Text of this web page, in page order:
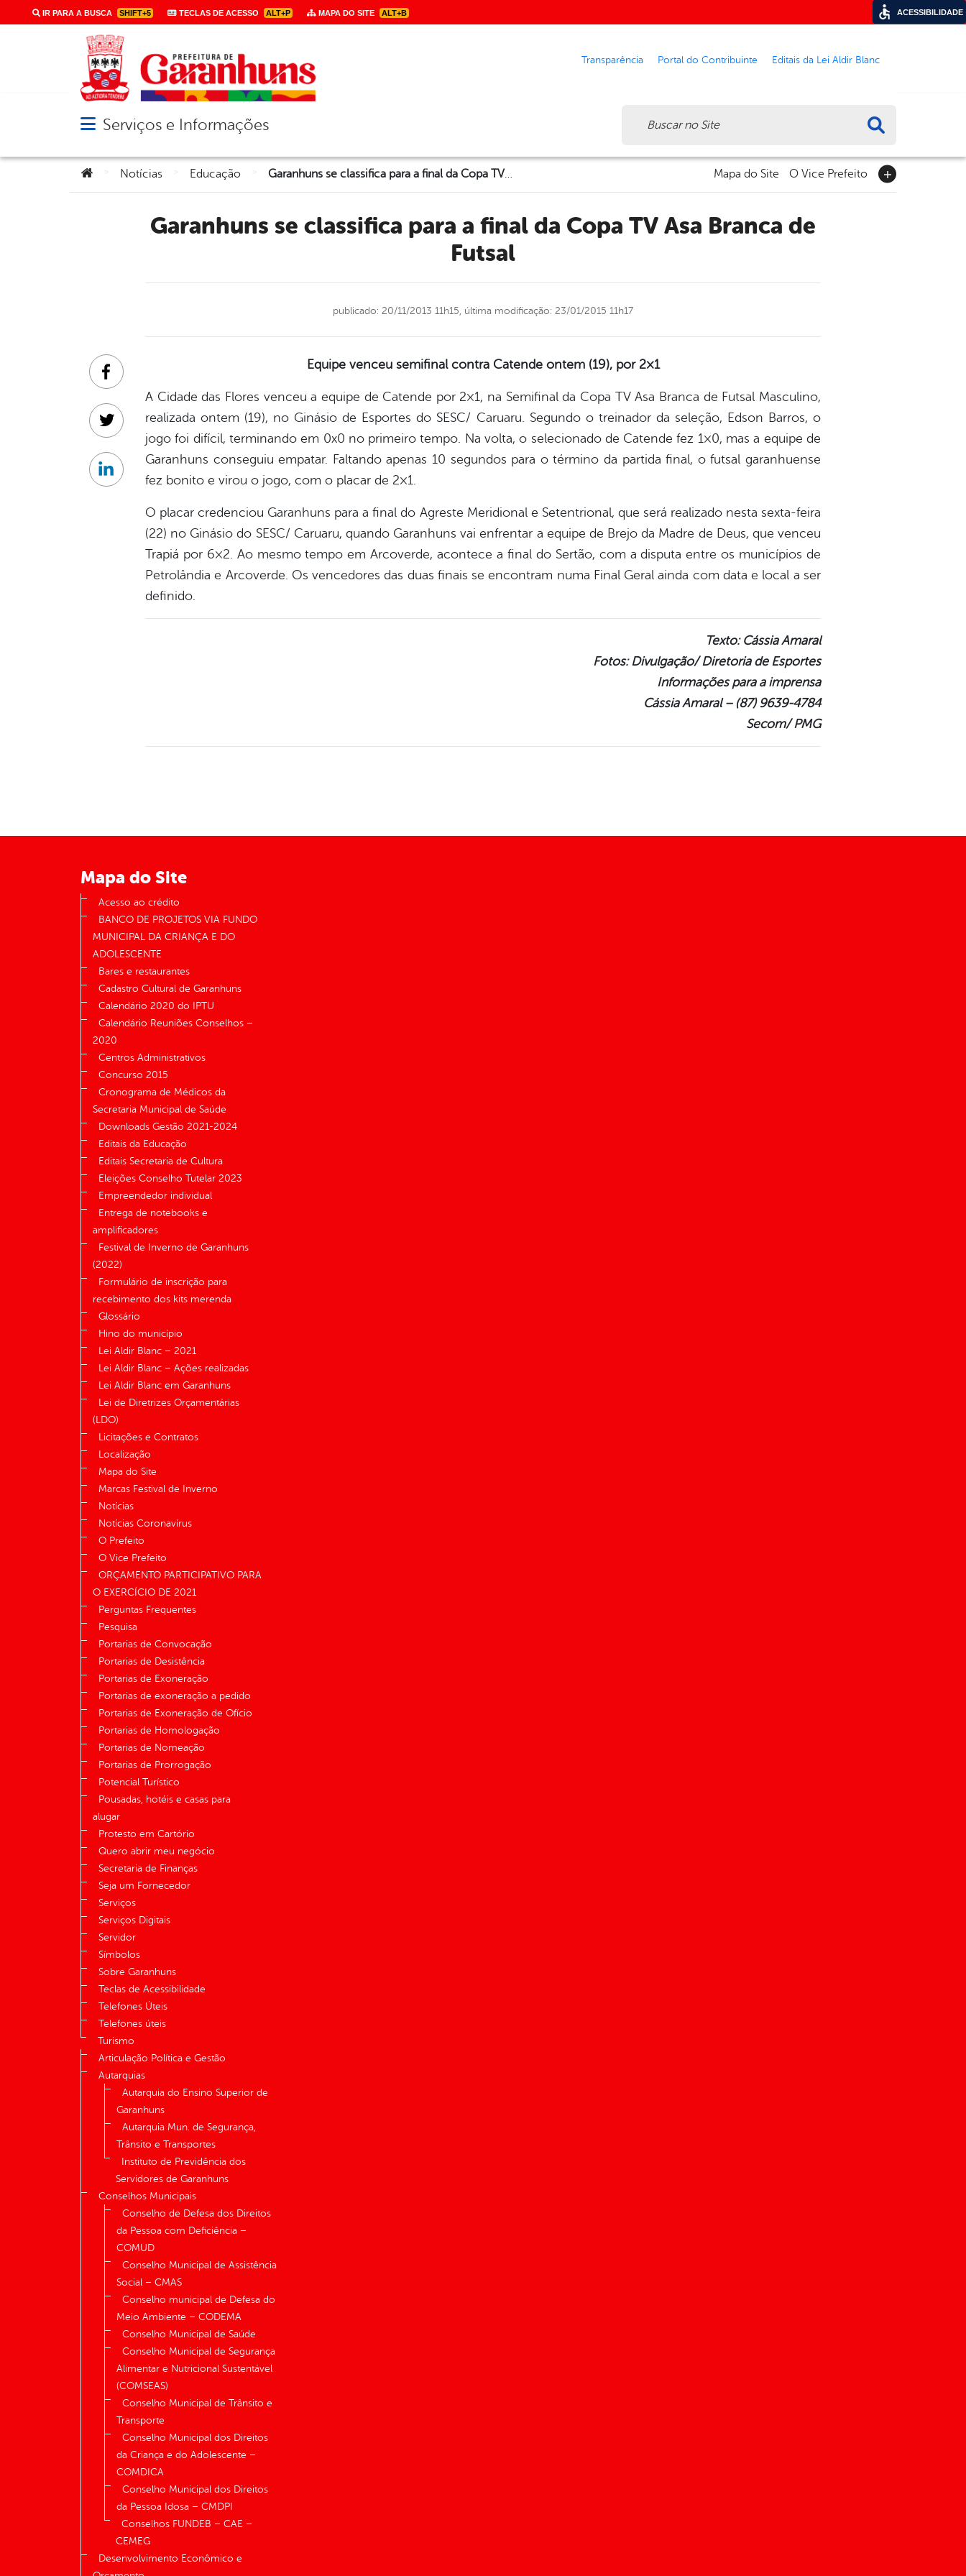
IR PARA A BUSCA SHIFT+5 TECLAS DE ACESSO ALT+P MAPA DO SITE ALT+B
Transparência Portal do Contribuinte Editais da Lei Aldir Blanc
Abrir menu principal de navegação
Serviços e Informações
Você está aqui:
Notícias Educação Garanhuns se classifica para a final da Copa TV Asa Branca de Futsal Mapa do Site O Vice Prefeito
Garanhuns se classifica para a final da Copa TV Asa Branca de
Futsal
publicado: 20/11/2013 11h15, última modificação: 23/01/2015 11h17
Equipe venceu semifinal contra Catende ontem (19), por 2×1
A Cidade das Flores venceu a equipe de Catende por 2×1, na Semifinal da Copa TV Asa Branca de Futsal Masculino,
realizada ontem (19), no Ginásio de Esportes do SESC/ Caruaru. Segundo o treinador da seleção, Edson Barros, o
jogo foi difícil, terminando em 0x0 no primeiro tempo. Na volta, o selecionado de Catende fez 1×0, mas a equipe de
Garanhuns conseguiu empatar. Faltando apenas 10 segundos para o término da partida final, o futsal garanhuense
fez bonito e virou o jogo, com o placar de 2×1.
O placar credenciou Garanhuns para a final do Agreste Meridional e Setentrional, que será realizado nesta sexta-feira
(22) no Ginásio do SESC/ Caruaru, quando Garanhuns vai enfrentar a equipe de Brejo da Madre de Deus, que venceu
Trapiá por 6×2. Ao mesmo tempo em Arcoverde, acontece a final do Sertão, com a disputa entre os municípios de
Petrolândia e Arcoverde. Os vencedores das duas finais se encontram numa Final Geral ainda com data e local a ser
definido.
Texto: Cássia Amaral
Fotos: Divulgação/ Diretoria de Esportes
Informações para a imprensa
Cássia Amaral – (87) 9639-4784
Secom/ PMG
Facebook
Twitter
Linkedin
Mapa do Site
Acesso ao crédito
BANCO DE PROJETOS VIA FUNDO
MUNICIPAL DA CRIANÇA E DO
ADOLESCENTE
Bares e restaurantes
Cadastro Cultural de Garanhuns
Calendário 2020 do IPTU
Calendário Reuniões Conselhos –
2020
Centros Administrativos
Concurso 2015
Cronograma de Médicos da
Secretaria Municipal de Saúde
Downloads Gestão 2021-2024
Editais da Educação
Editais Secretaria de Cultura
Eleições Conselho Tutelar 2023
Empreendedor individual
Entrega de notebooks e
amplificadores
Festival de Inverno de Garanhuns
(2022)
Formulário de inscrição para
recebimento dos kits merenda
Glossário
Hino do município
Lei Aldir Blanc – 2021
Lei Aldir Blanc – Ações realizadas
Lei Aldir Blanc em Garanhuns
Lei de Diretrizes Orçamentárias
(LDO)
Licitações e Contratos
Localização
Mapa do Site
Marcas Festival de Inverno
Notícias
Notícias Coronavírus
O Prefeito
O Vice Prefeito
ORÇAMENTO PARTICIPATIVO PARA
O EXERCÍCIO DE 2021
Perguntas Frequentes
Pesquisa
Portarias de Convocação
Portarias de Desistência
Portarias de Exoneração
Portarias de exoneração a pedido
Portarias de Exoneração de Ofício
Portarias de Homologação
Portarias de Nomeação
Portarias de Prorrogação
Potencial Turístico
Pousadas, hotéis e casas para
alugar
Protesto em Cartório
Quero abrir meu negócio
Secretaria de Finanças
Seja um Fornecedor
Serviços
Serviços Digitais
Servidor
Símbolos
Sobre Garanhuns
Teclas de Acessibilidade
Telefones Úteis
Telefones úteis
Turismo
Articulação Política e Gestão
Autarquias
Autarquia do Ensino Superior de
Garanhuns
Autarquia Mun. de Segurança,
Trânsito e Transportes
Instituto de Previdência dos
Servidores de Garanhuns
Conselhos Municipais
Conselho de Defesa dos Direitos
da Pessoa com Deficiência –
COMUD
Conselho Municipal de Assistência
Social – CMAS
Conselho municipal de Defesa do
Meio Ambiente – CODEMA
Conselho Municipal de Saúde
Conselho Municipal de Segurança
Alimentar e Nutricional Sustentável
(COMSEAS)
Conselho Municipal de Trânsito e
Transporte
Conselho Municipal dos Direitos
da Criança e do Adolescente –
COMDICA
Conselho Municipal dos Direitos
da Pessoa Idosa – CMDPI
Conselhos FUNDEB – CAE –
CEMEG
Desenvolvimento Econômico e
ACESSIBILIDADE